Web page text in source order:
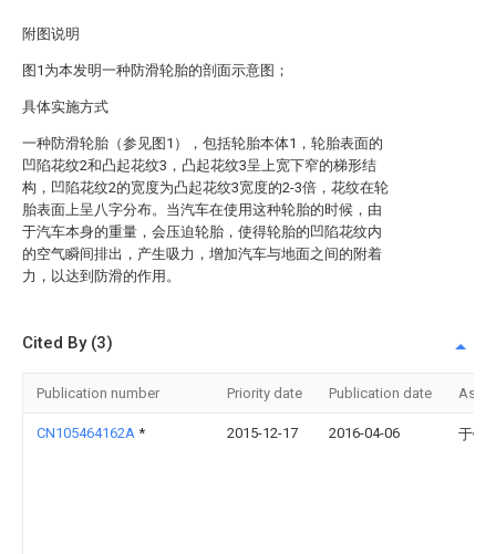
附图说明
图1为本发明一种防滑轮胎的剖面示意图；
具体实施方式
一种防滑轮胎（参见图1），包括轮胎本体1，轮胎表面的
凹陷花纹2和凸起花纹3，凸起花纹3呈上宽下窄的梯形结
构，凹陷花纹2的宽度为凸起花纹3宽度的2-3倍，花纹在轮
胎表面上呈八字分布。当汽车在使用这种轮胎的时候，由
于汽车本身的重量，会压迫轮胎，使得轮胎的凹陷花纹内
的空气瞬间排出，产生吸力，增加汽车与地面之间的附着
力，以达到防滑的作用。
Cited By (3)
Publication number Priority date Publication date
CN105464162A * 2015-12-17 2016-04-06 于锡